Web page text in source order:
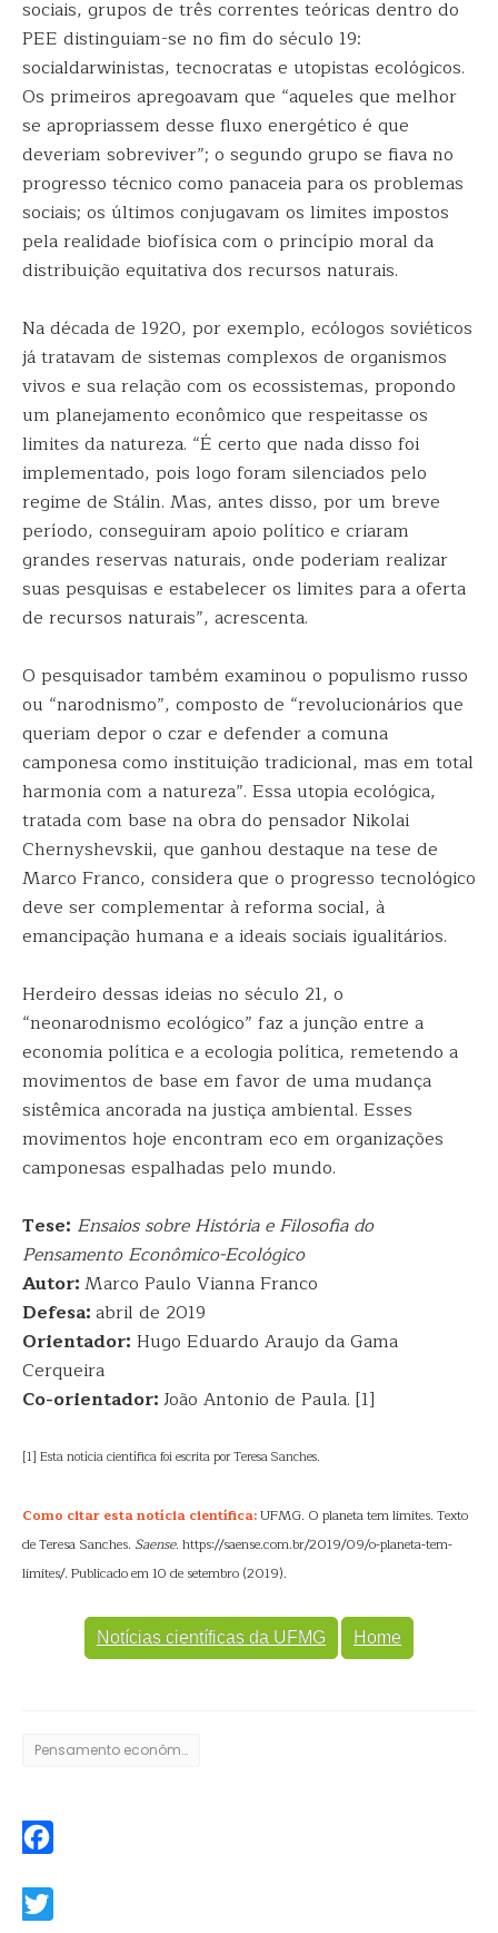
sociais, grupos de três correntes teóricas dentro do
PEE distinguiam-se no fim do século 19:
socialdarwinistas, tecnocratas e utopistas ecológicos.
Os primeiros apregoavam que “aqueles que melhor
se apropriassem desse fluxo energético é que
deveriam sobreviver”; o segundo grupo se fiava no
progresso técnico como panaceia para os problemas
sociais; os últimos conjugavam os limites impostos
pela realidade biofísica com o princípio moral da
distribuição equitativa dos recursos naturais.
Na década de 1920, por exemplo, ecólogos soviéticos
já tratavam de sistemas complexos de organismos
vivos e sua relação com os ecossistemas, propondo
um planejamento econômico que respeitasse os
limites da natureza. “É certo que nada disso foi
implementado, pois logo foram silenciados pelo
regime de Stálin. Mas, antes disso, por um breve
período, conseguiram apoio político e criaram
grandes reservas naturais, onde poderiam realizar
suas pesquisas e estabelecer os limites para a oferta
de recursos naturais”, acrescenta.
O pesquisador também examinou o populismo russo
ou “narodnismo”, composto de “revolucionários que
queriam depor o czar e defender a comuna
camponesa como instituição tradicional, mas em total
harmonia com a natureza”. Essa utopia ecológica,
tratada com base na obra do pensador Nikolai
Chernyshevskii, que ganhou destaque na tese de
Marco Franco, considera que o progresso tecnológico
deve ser complementar à reforma social, à
emancipação humana e a ideais sociais igualitários.
Herdeiro dessas ideias no século 21, o
“neonarodnismo ecológico” faz a junção entre a
economia política e a ecologia política, remetendo a
movimentos de base em favor de uma mudança
sistêmica ancorada na justiça ambiental. Esses
movimentos hoje encontram eco em organizações
camponesas espalhadas pelo mundo.
Tese: Ensaios sobre História e Filosofia do
Pensamento Econômico-Ecológico
Autor:Marco Paulo Vianna Franco
Defesa:abril de 2019
Orientador: Hugo Eduardo Araujo da Gama
Cerqueira
Co-orientador:João Antonio de Paula. [1]
[1] Esta notícia científica foi escrita por Teresa Sanches.
Como citar esta notícia científica:UFMG. O planeta tem limites. Texto
de Teresa Sanches. Saense. https://saense.com.br/2019/09/o-planeta-tem-
limites/. Publicado em 10 de setembro (2019).
Notícias científicas da UFMG Home
Pensamento econômico-ecológico